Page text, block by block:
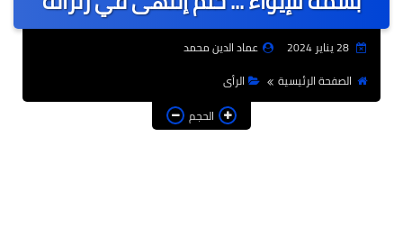
الرياضة
فن
28 يناير 2024
عماد الدين محمد
الصفحة الرئيسية
الرأى
الحجم